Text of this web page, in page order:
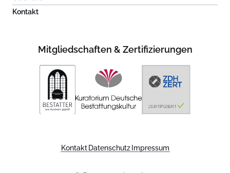
Kontakt
Mitgliedschaften & Zertifizierungen
Kontakt Datenschutz Impressum